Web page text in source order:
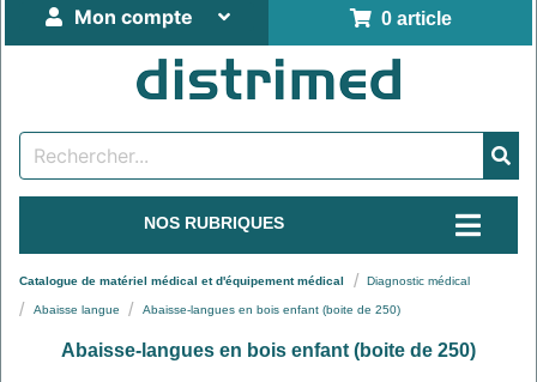
0 article
Mon compte
NOS RUBRIQUES
Catalogue de matériel médical et d'équipement médical Diagnostic médical
Abaisse langue Abaisse-langues en bois enfant (boite de 250)
Abaisse-langues en bois enfant (boite de 250)